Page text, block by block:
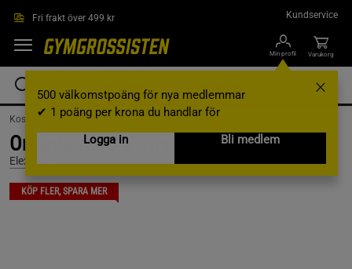
Fri frakt över 499 kr Kundservice
Min profil
500 välkomstpoäng för nya medlemmar
✔ 1 poäng per krona du handlar för
Logga in
Bli medlem
Varukorg
Kosttillskott /Vitaminer & Mineraler /Zink
Organisk Zink 25 mg 100 tabletter
Elexir Pharma
KÖP FLER, SPARA MER